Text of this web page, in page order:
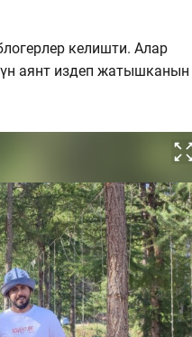
келишти. Алар
аянт издеп жатышканын